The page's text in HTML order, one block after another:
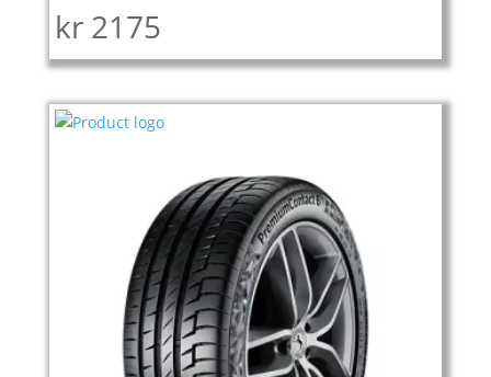
kr 2175